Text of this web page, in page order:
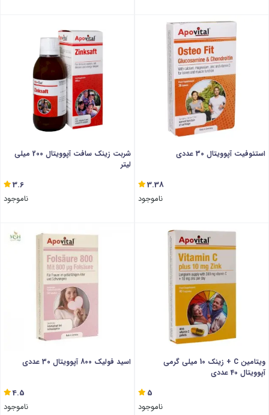
استئوفیت آپوویتال 30 عددی
3.38
ناموجود
شربت زینک سافت آپوویتال 200 میلی
لیتر
3.6
ناموجود
ویتامین C + زینک 10 میلی گرمی
آپوویتال 40 عددی
5
ناموجود
اسید فولیک 800 آپوویتال 30 عددی
4.5
ناموجود